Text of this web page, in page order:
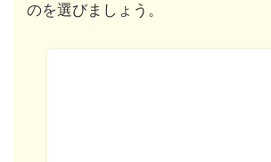
のを選びましょう。